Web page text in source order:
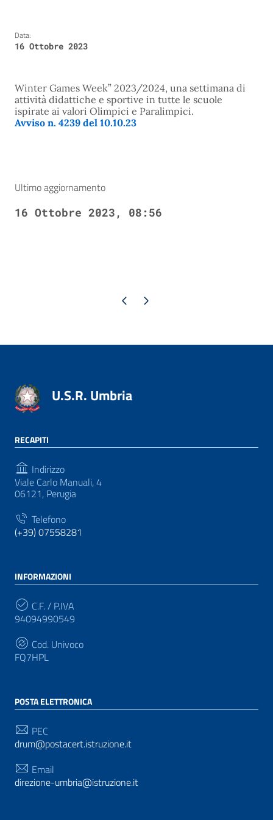
Data:
16 Ottobre 2023
Winter Games Week” 2023/2024, una settimana di
attività didattiche e sportive in tutte le scuole
ispirate ai valori Olimpici e Paralimpici.
Avviso n. 4239 del 10.10.23
Ultimo aggiornamento
16 Ottobre 2023, 08:56
Pagina precedente
Pagina successiva
U.S.R. Umbria
RECAPITI
Indirizzo
Viale Carlo Manuali, 4
06121, Perugia
Telefono
(+39) 07558281
INFORMAZIONI
C.F. / P.IVA
94094990549
Cod. Univoco
FQ7HPL
POSTA ELETTRONICA
PEC
drum@postacert.istruzione.it
Email
direzione-umbria@istruzione.it